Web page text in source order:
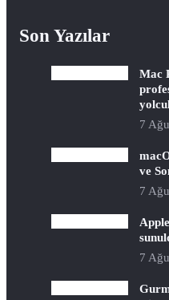
Son Yazılar
Mac
7
ve
7
7